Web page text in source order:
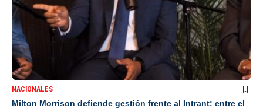
NACIONALES
Milton Morrison defiende gestión frente al Intrant: entre el